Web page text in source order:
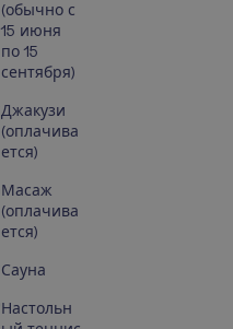
(обычно с
15 июня
по 15
сентября)
Джакузи
(оплачива
ется)
Масаж
(оплачива
ется)
Сауна
Настольн